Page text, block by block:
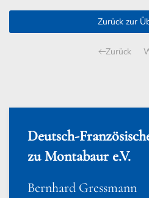
Zurück zur
Zurück
Deutsch-
zu Montabaur e.V.
Bernhard Gressmann